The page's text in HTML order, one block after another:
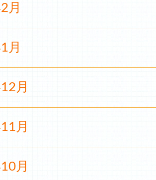
月
月
月
月
月